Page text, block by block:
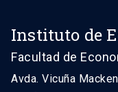
Instituto de
Facultad de
Avda. Vicuña